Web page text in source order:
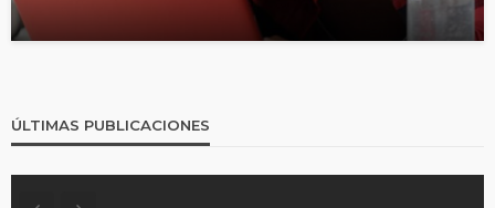
ÚLTIMAS PUBLICACIONES